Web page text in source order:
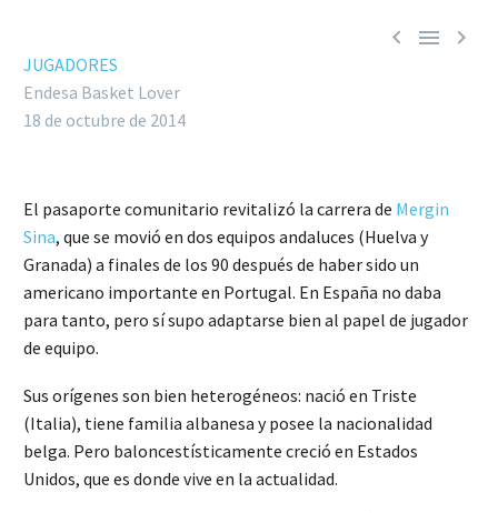
  
JUGADORES
Endesa Basket Lover
18 de octubre de 2014
El pasaporte comunitario revitalizó la carrera de Mergin
Sina, que se movió en dos equipos andaluces (Huelva y
Granada) a finales de los 90 después de haber sido un
americano importante en Portugal. En España no daba
para tanto, pero sí supo adaptarse bien al papel de jugador
de equipo.
Sus orígenes son bien heterogéneos: nació en Triste
(Italia), tiene familia albanesa y posee la nacionalidad
belga. Pero baloncestísticamente creció en Estados
Unidos, que es donde vive en la actualidad.